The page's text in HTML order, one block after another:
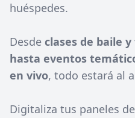
huéspedes.
Desde clases de baile
hasta eventos
en vivo, todo estará al
Digitaliza tus paneles